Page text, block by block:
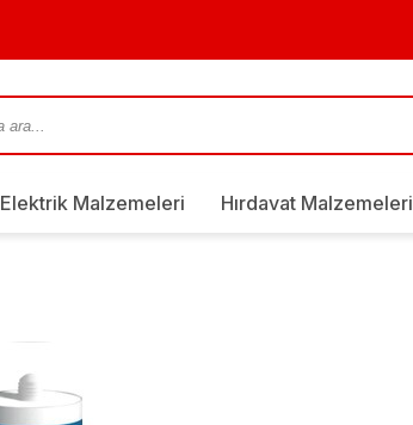
Elektrik Malzemeleri Hırdavat Malzemeleri